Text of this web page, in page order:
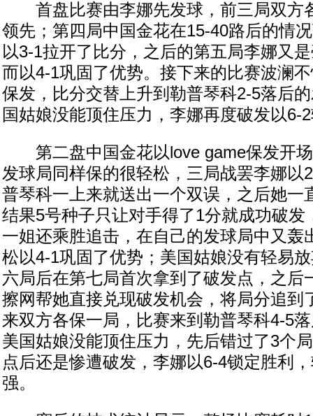
首盘比赛由李娜先发球，前三局双方
领先；第四局中国金花在15-40路后的情
以3-1拉开了比分，之后的第五局李娜又
而以4-1巩固了优势。接下来的比赛波澜
保发，比分交替上升到勒普琴科2-5落后
国姑娘没能顶住压力，李娜再度破发以6-
第二盘中国金花以love game保发开场
发球局同样保的很轻松，三局战罢李娜以
普琴科一上来就送出一个双误，之后她一
结果5号种子只让对手得了1分就成功破发
一姐还乘胜追击，在自己的发球局中又轰
松以4-1巩固了优势；美国姑娘没有轻易
六局后在第七局首次拿到了破发点，之后
擦网帮她直接兑现破发机会，将局分追到
来双方各保一局，比赛来到勒普琴科4-5
美国姑娘没能顶住压力，先后错过了3个
点后还是惨遭破发，李娜以6-4锁定胜利
强。